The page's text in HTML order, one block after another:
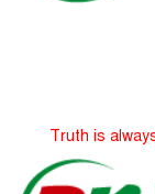
is always beautiful